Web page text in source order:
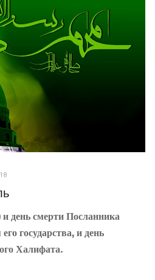
день смерти Посланника
государства, и день
Халифата.